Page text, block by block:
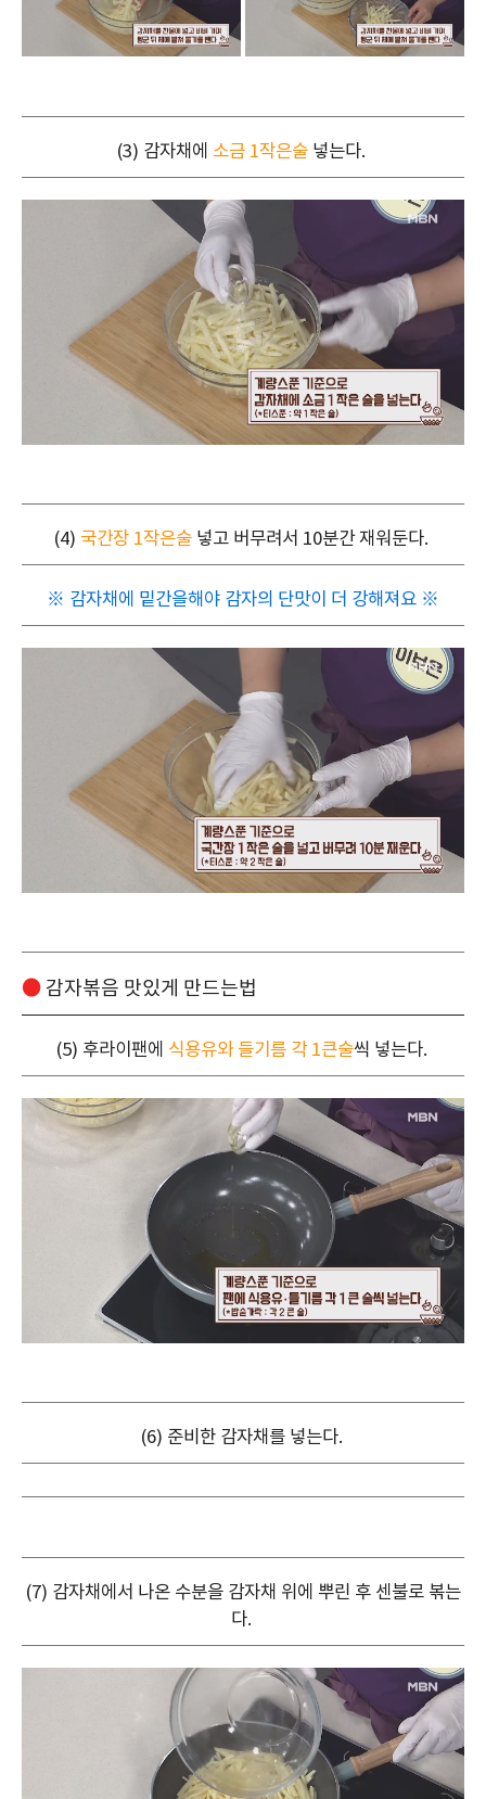
(3) 감자채에 소금 1작은술 넣는다.
(4) 국간장 1작은술 넣고 버무려서 10분간 재워둔다.
※ 감자채에 밑간을해야 감자의 단맛이 더 강해져요 ※
● 감자볶음 맛있게 만드는법
(5) 후라이팬에 식용유와 들기름 각 1큰술씩 넣는다.
(6) 준비한 감자채를 넣는다.
(7) 감자채에서 나온 수분을 감자채 위에 뿌린 후 센불로 볶는
다.